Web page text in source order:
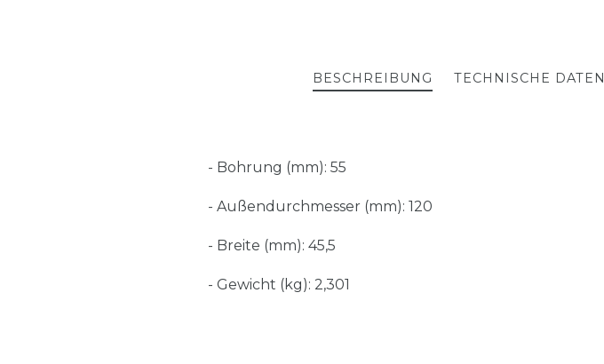
BESCHREIBUNG TECHNISCHE DATEN
- Bohrung (mm): 55
- Außendurchmesser (mm): 120
- Breite (mm): 45,5
- Gewicht (kg): 2,301